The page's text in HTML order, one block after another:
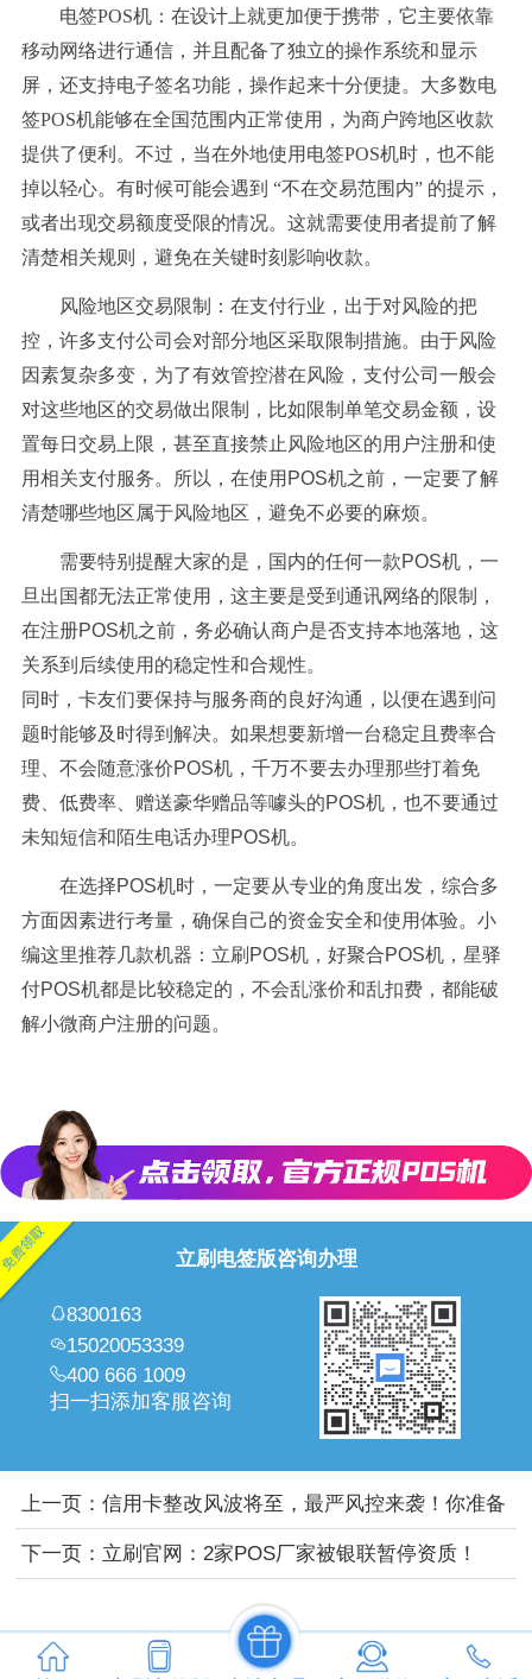
电签POS机：在设计上就更加便于携带，它主要依靠
移动网络进行通信，并且配备了独立的操作系统和显示
屏，还支持电子签名功能，操作起来十分便捷。大多数电
签POS机能够在全国范围内正常使用，为商户跨地区收款
提供了便利。不过，当在外地使用电签POS机时，也不能
掉以轻心。有时候可能会遇到 “不在交易范围内” 的提示，
或者出现交易额度受限的情况。这就需要使用者提前了解
清楚相关规则，避免在关键时刻影响收款。
风险地区交易限制：在支付行业，出于对风险的把
控，许多支付公司会对部分地区采取限制措施。由于风险
因素复杂多变，为了有效管控潜在风险，支付公司一般会
对这些地区的交易做出限制，比如限制单笔交易金额，设
置每日交易上限，甚至直接禁止风险地区的用户注册和使
用相关支付服务。所以，在使用POS机之前，一定要了解
清楚哪些地区属于风险地区，避免不必要的麻烦。
需要特别提醒大家的是，国内的任何一款POS机，一
旦出国都无法正常使用，这主要是受到通讯网络的限制，
在注册POS机之前，务必确认商户是否支持本地落地，这
关系到后续使用的稳定性和合规性。
同时，卡友们要保持与服务商的良好沟通，以便在遇到问
题时能够及时得到解决。如果想要新增一台稳定且费率合
理、不会随意涨价POS机，千万不要去办理那些打着免
费、低费率、赠送豪华赠品等噱头的POS机，也不要通过
未知短信和陌生电话办理POS机。
在选择POS机时，一定要从专业的角度出发，综合多
方面因素进行考量，确保自己的资金安全和使用体验。小
编这里推荐几款机器：立刷POS机，好聚合POS机，星驿
付POS机都是比较稳定的，不会乱涨价和乱扣费，都能破
解小微商户注册的问题。
立刷电签版咨询办理
8300163
15020053339
400 666 1009
扫一扫添加客服咨询
上一页： 信用卡整改风波将至，最严风控来袭！你准备
好了吗？
下一页： 立刷官网：2家POS厂家被银联暂停资质！